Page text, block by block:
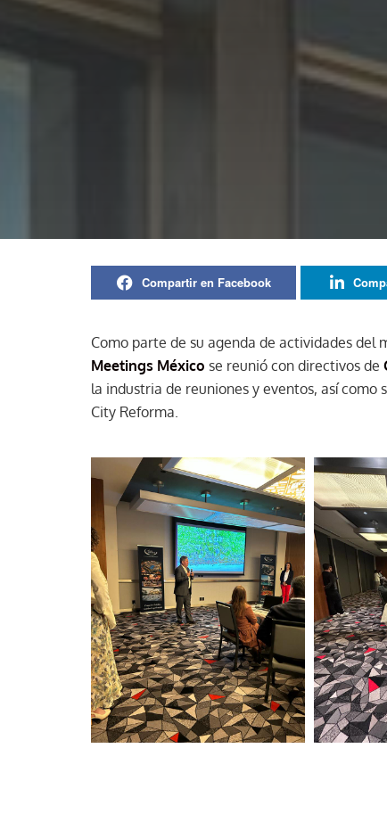
Compartir en Facebook
Como parte de su agenda de actividades del
Meetings México se reunió con directivos de
la industria de reuniones y eventos, así
City Reforma.